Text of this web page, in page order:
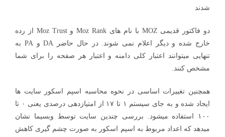
شدند
دو فاکتور قدیمی MOZ با نام های Moz Rank و Moz Trust از رده
خارج شده و دیگر اعلام نمی شوند. در حال حاضر DA و PA به
تنهایی میتوانند اعتبار کلی دامنه و اعتبار هر صفحه را برای شما
مشخص کنند.
همچنین تغییرات اساسی در نحوه محاسبه اسپم اسکور سایت ها
ایجاد شده و به جای سیستم ۱ تا ۱۷ از امتیازدهی درصدی یعنی ۰ تا
۱۰۰ استفاده میشود. بررسی چندین سایت توسط وبسیما نشان
میدهد که اعداد مربوط به اسپم اسکور به صورت چشم گیری کاهش